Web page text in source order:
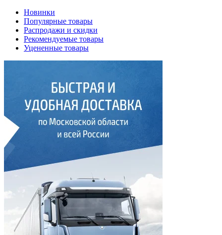
Новинки
Популярные товары
Распродажи и скидки
Рекомендуемые товары
Уцененные товары